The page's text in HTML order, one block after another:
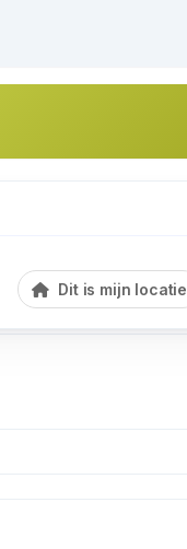
Dit is mijn locatie